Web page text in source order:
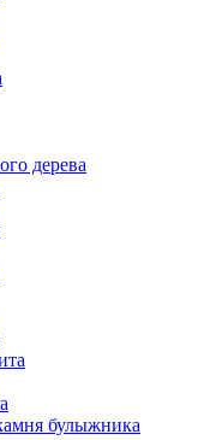
дерева
булыжника